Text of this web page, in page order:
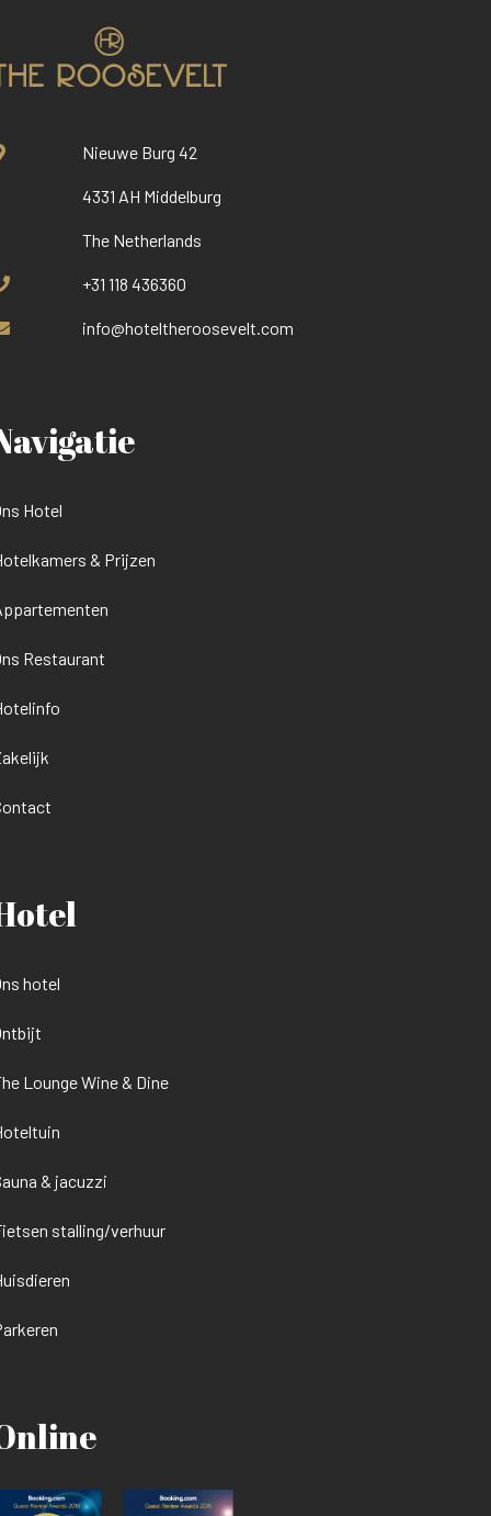
Nieuwe Burg 42
4331 AH Middelburg
The Netherlands
+31 118 436360
info@hoteltheroosevelt.com
Hotel
& Prijzen
Restaurant
hotel
Lounge Wine & Dine
& jacuzzi
stalling/verhuur